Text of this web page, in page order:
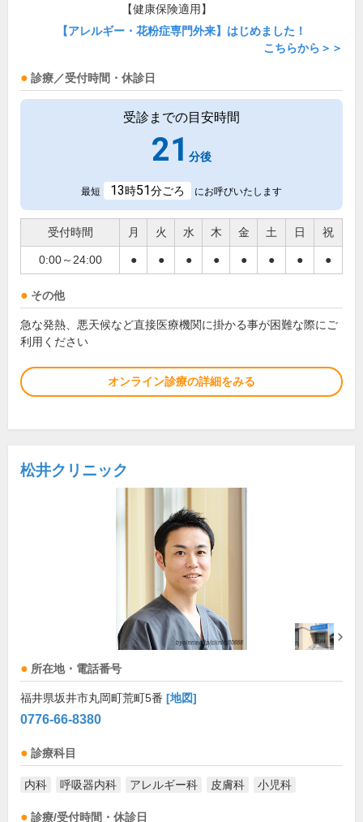
【健康保険適用】
【アレルギー・花粉症専門外来】はじめました！
こちらから＞＞
診療／受付時間・休診日
受診までの目安時間
21 分後
最短 13時51分ごろ にお呼びいたします
受付時間 月 火 水 木 金 土 日 祝
0:00～24:00 ● ● ● ● ● ● ● ●
その他
急な発熱、悪天候など直接医療機関に掛かる事が困難な際にご
利用ください
オンライン診療の詳細をみる
松井クリニック
所在地・電話番号
福井県坂井市丸岡町荒町5番 [地図]
0776-66-8380
診療科目
内科 呼吸器内科 アレルギー科 皮膚科 小児科
診療/受付時間・休診日